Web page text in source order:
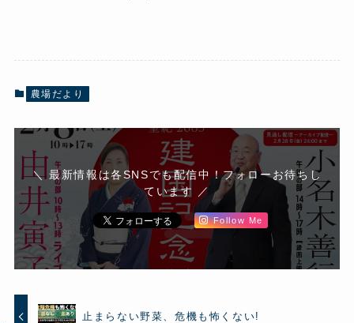
農場だより
＼ 最新情報は各SNSでも配信中！フォローお待ちし
ています ／
Follow Me
止まらない野菜、危機も怖くない!